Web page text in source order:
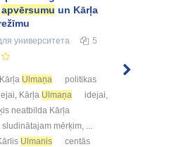
apvērsumu un Kārļa
университета 5
Ulmaņa
politikas
Kārļa Ulmaņa
idejai,
neatbilda Kārļa
sludinātajam mērķim, ...
Ulmanis
centās